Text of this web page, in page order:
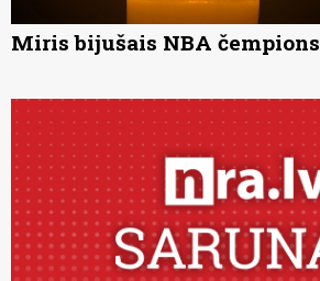
Miris bijušais NBA čempions